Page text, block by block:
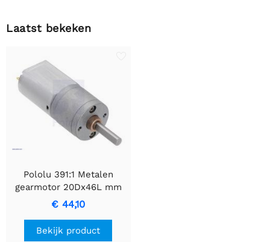
Laatst bekeken
Pololu 391:1 Metalen
gearmotor 20Dx46L mm
12V CB
€ 44,10
Bekijk product